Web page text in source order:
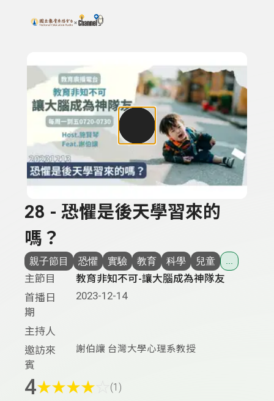
上方功能區塊
搜尋關鍵字：可輸入節目名稱、主持人或關鍵字
28 - 恐懼是後天學習來的
嗎？
親子節目 恐懼 實驗 教育 科學 兒童 ...
主節目
教育非知不可-讓大腦成為神隊友
首播日
期
2023-12-14
主持人
邀訪來
賓
謝伯讓 台灣大學心理系教授
4★★★★ (1)